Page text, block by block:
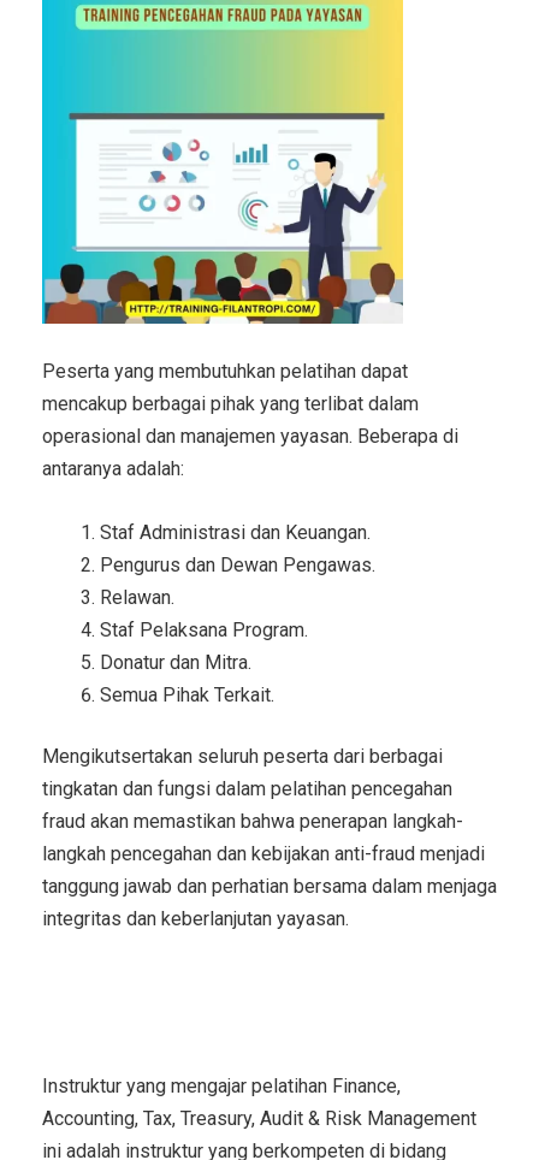
Peserta yang membutuhkan pelatihan dapat
mencakup berbagai pihak yang terlibat dalam
operasional dan manajemen yayasan. Beberapa di
antaranya adalah:
Staf Administrasi dan Keuangan.
Pengurus dan Dewan Pengawas.
Relawan.
Staf Pelaksana Program.
Donatur dan Mitra.
Semua Pihak Terkait.
Mengikutsertakan seluruh peserta dari berbagai
tingkatan dan fungsi dalam pelatihan pencegahan
fraud akan memastikan bahwa penerapan langkah-
langkah pencegahan dan kebijakan anti-fraud menjadi
tanggung jawab dan perhatian bersama dalam menjaga
integritas dan keberlanjutan yayasan.
Instruktur yang mengajar pelatihan Finance,
Accounting, Tax, Treasury, Audit & Risk Management
ini adalah instruktur yang berkompeten di bidang